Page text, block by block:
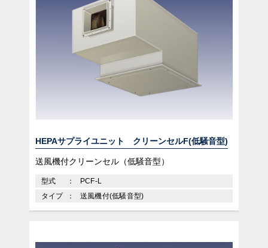
HEPAサプライユニット クリーンセルF(低騒音型)
送風機付クリーンセル（低騒音型）
型式
PCF-L
タイプ
送風機付(低騒音型)